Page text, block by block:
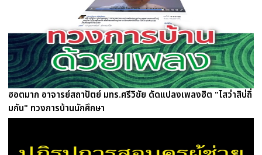
ฮอตมาก อาจารย์สถาปัตย์ มทร.ศรีวิชัย ดัดแปลงเพลงฮิต "ไสว่าสิบ่ถิ่
มกัน" ทวงการบ้านนักศึกษา